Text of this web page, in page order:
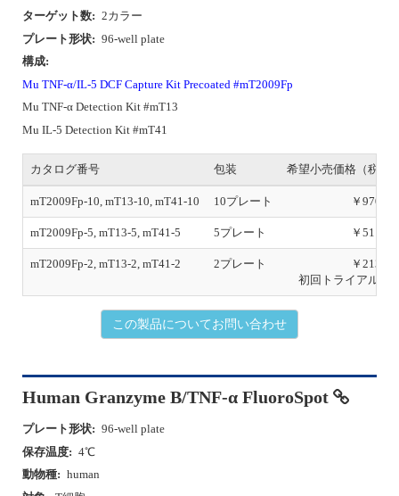
ターゲット数: 2カラー
プレート形状: 96-well plate
構成:
Mu TNF-α/IL-5 DCF Capture Kit Precoated #mT2009Fp
Mu TNF-α Detection Kit #mT13
Mu IL-5 Detection Kit #mT41
カタログ番号 包装 希望小売価格（税別
mT2009Fp-10, mT13-10, mT41-10 10プレート ￥
mT2009Fp-5, mT13-5, mT41-5 5プレート ￥
mT2009Fp-2, mT13-2, mT41-2 2プレート
￥
初回トライアルあ
この製品についてお問い合わせ
Human Granzyme B/TNF-α FluoroSpot
プレート形状: 96-well plate
保存温度: 4℃
動物種: human